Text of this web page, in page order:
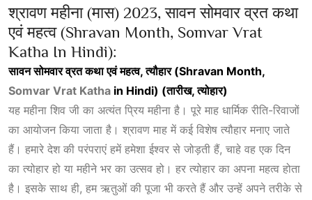
श्रावण महीना (मास) 2023, सावन सोमवार व्रत कथा
एवं महत्व (Shravan Month, Somvar Vrat
Katha In Hindi):
सावन सोमवार व्रत कथा एवं महत्व, त्यौहार (Shravan Month,
Somvar Vrat Katha in Hindi) (तारीख, त्योहार)
यह महीना शिव जी का अत्यंत प्रिय महीना है। पूरे माह धार्मिक रीति-रिवाजों
का आयोजन किया जाता है। श्रावण माह में कई विशेष त्यौहार मनाए जाते
हैं। हमारे देश की परंपराएं हमें हमेशा ईश्वर से जोड़ती हैं, चाहे वह एक दिन
का त्योहार हो या महीने भर का उत्सव हो। हर त्योहार का अपना महत्व होता
है। इसके साथ ही, हम ऋतुओं की पूजा भी करते हैं और उन्हें अपने तरीके से